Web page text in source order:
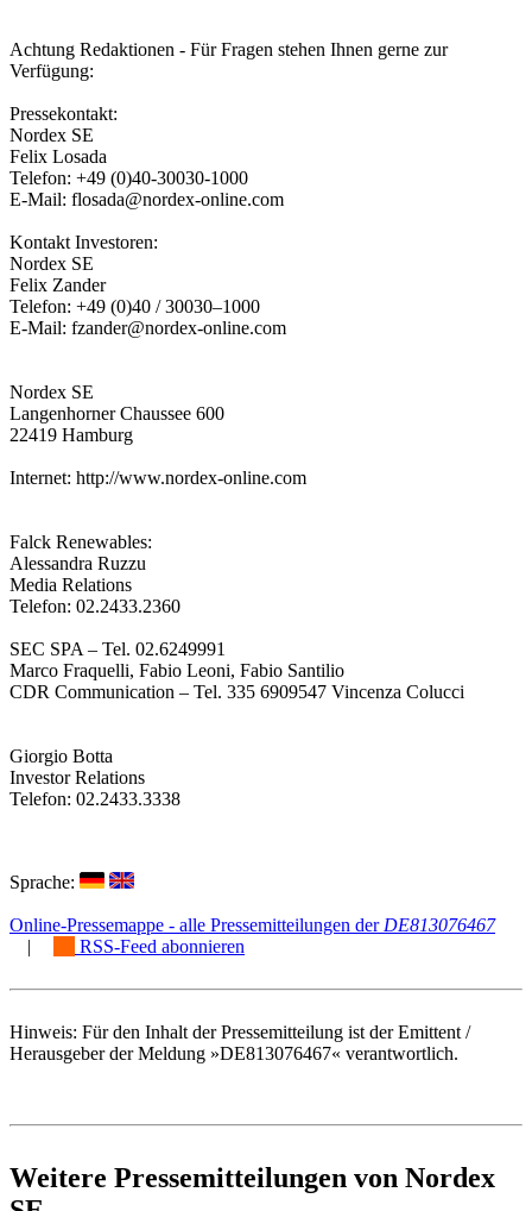
Achtung Redaktionen - Für Fragen stehen Ihnen gerne zur
Verfügung:
Pressekontakt:
Nordex SE
Felix Losada
Telefon: +49 (0)40-30030-1000
E-Mail: flosada@nordex-online.com
Kontakt Investoren:
Nordex SE
Felix Zander
Telefon: +49 (0)40 / 30030–1000
E-Mail: fzander@nordex-online.com
Nordex SE
Langenhorner Chaussee 600
22419 Hamburg
Internet: http://www.nordex-online.com
Falck Renewables:
Alessandra Ruzzu
Media Relations
Telefon: 02.2433.2360
SEC SPA – Tel. 02.6249991
Marco Fraquelli, Fabio Leoni, Fabio Santilio
CDR Communication – Tel. 335 6909547 Vincenza Colucci
Giorgio Botta
Investor Relations
Telefon: 02.2433.3338
Sprache:
Online-Pressemappe - alle Pressemitteilungen der DE813076467
|
RSS-Feed abonnieren
Hinweis: Für den Inhalt der Pressemitteilung ist der Emittent /
Herausgeber der Meldung »DE813076467« verantwortlich.
Weitere Pressemitteilungen von Nordex